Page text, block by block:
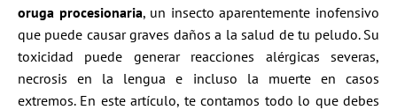
oruga procesionaria, un insecto aparentemente inofensivo
que puede causar graves daños a la salud de tu peludo. Su
toxicidad puede generar reacciones alérgicas severas,
necrosis en la lengua e incluso la muerte en casos
extremos. En este artículo, te contamos todo lo que debes